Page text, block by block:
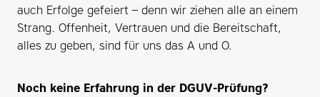
auch Erfolge gefeiert – denn wir ziehen alle an einem
Strang. Offenheit, Vertrauen und die Bereitschaft,
alles zu geben, sind für uns das A und O.
Noch keine Erfahrung in der DGUV-Prüfung?